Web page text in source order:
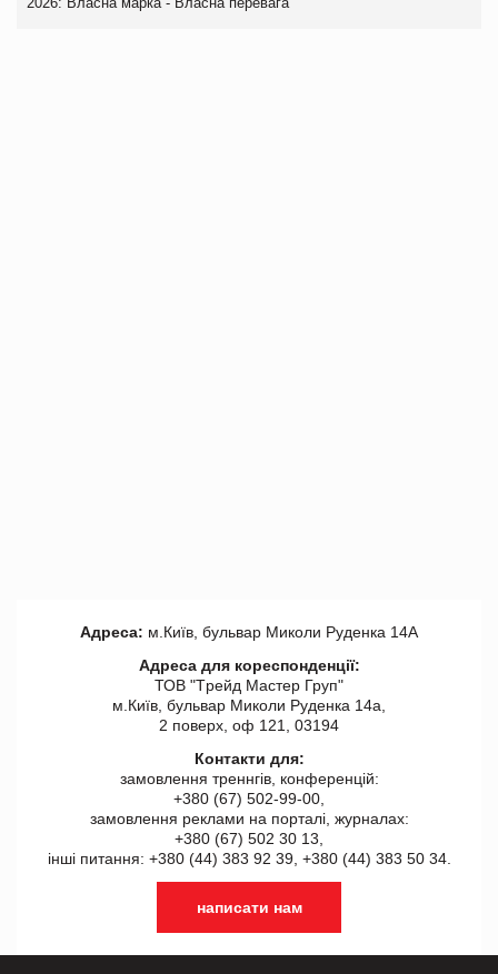
Адреса: м.Київ, бульвар Миколи Руденка 14А
Адреса для кореспонденції:
ТОВ "Tрейд Мастер Груп"
м.Київ, бульвар Миколи Руденка 14а,
2 поверх, оф 121, 03194
Контакти для:
замовлення треннгів, конференцій:
+380 (67) 502-99-00,
замовлення реклами на порталі, журналах:
+380 (67) 502 30 13,
інші питання: +380 (44) 383 92 39, +380 (44) 383 50 34.
написати нам